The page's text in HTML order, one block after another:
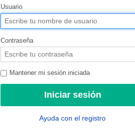
Usuario
Contraseña
Mantener mi sesión iniciada
Ayuda con el registro